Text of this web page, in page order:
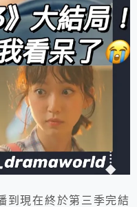
到現在終於第三季完結